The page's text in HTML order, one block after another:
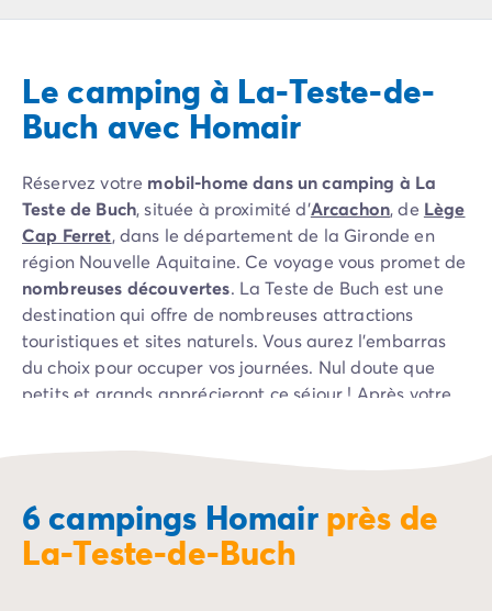
Camping Hendaye
Camping Bretagne
Camping Côtes d'Armor
Camping Ille-et-Vilaine
Camping Saint-Malo
Camping Morbihan
Camping Vannes
Camping Centre-Val de Loire
Camping Indre-et-Loire
Camping Chenonceau
Camping Champagne-Ardenne
Camping Ardennes
Camping Corse-du-Sud
Camping Porto Vecchio
Camping Haute-Corse
Camping Bastia
Le camping à La-Teste-de-
Buch avec Homair
Réservez votre mobil-home dans un camping à La
Teste de Buch, située à proximité d’Arcachon, de Lège
Cap Ferret, dans le département de la Gironde en
région Nouvelle Aquitaine. Ce voyage vous promet de
nombreuses découvertes. La Teste de Buch est une
destination qui offre de nombreuses attractions
touristiques et sites naturels. Vous aurez l’embarras
du choix pour occuper vos journées. Nul doute que
petits et grands apprécieront ce séjour ! Après votre
animations de votre établissement pour vous
détendre ou partager un moment de convivialité.
6 campings Homair près de
La-Teste-de-Buch